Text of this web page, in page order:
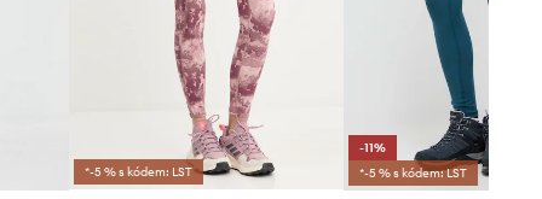
*-5 % s kódem: LST
-11%
*-5 % s kódem: LST